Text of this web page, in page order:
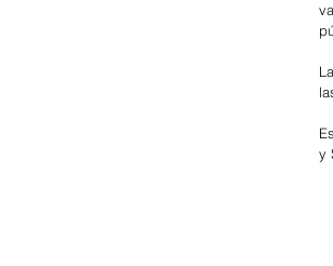
y